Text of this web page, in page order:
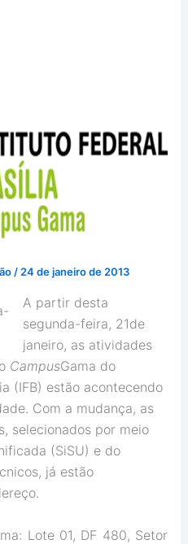
/ 24 de janeiro de 2013
A partir desta
segunda-feira, 21de
janeiro, as atividades
CampusGama do
(IFB) estão acontecendo
Com a mudança, as
selecionados por meio
(SiSU) e do
já estão
Lote 01, DF 480, Setor